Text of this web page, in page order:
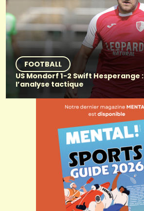
FOOTBALL
US Mondorf 1-2 Swift Hesperange :
l’analyse tactique